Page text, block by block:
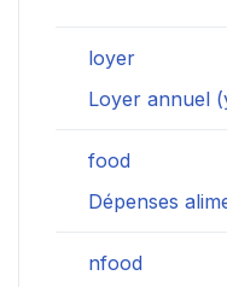
loyer
Loyer annuel
food
Dépenses
nfood